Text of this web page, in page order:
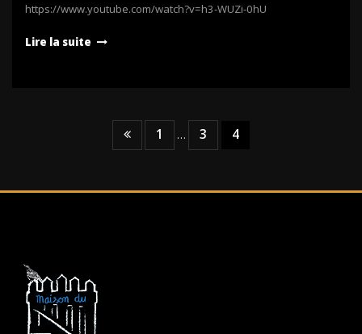
https://www.youtube.com/watch?v=h3-WUZi-0hU
Lire la suite
1 … 3 4